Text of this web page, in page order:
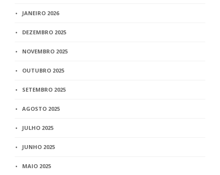
JANEIRO 2026
DEZEMBRO 2025
NOVEMBRO 2025
OUTUBRO 2025
SETEMBRO 2025
AGOSTO 2025
JULHO 2025
JUNHO 2025
MAIO 2025